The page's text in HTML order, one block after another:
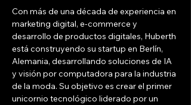
Con más de una década de experiencia en
marketing digital, e-commerce y
desarrollo de productos digitales, Huberth
está construyendo su startup en Berlín,
Alemania, desarrollando soluciones de IA
y visión por computadora para la industria
de la moda. Su objetivo es crear el primer
unicornio tecnológico liderado por un